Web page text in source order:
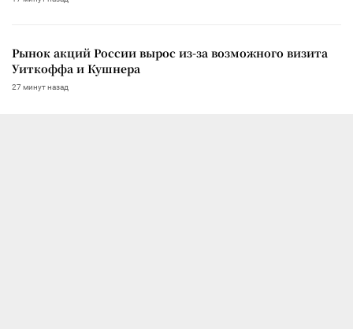
Рынок акций России вырос из-за возможного визита
Уиткоффа и Кушнера
27 минут назад